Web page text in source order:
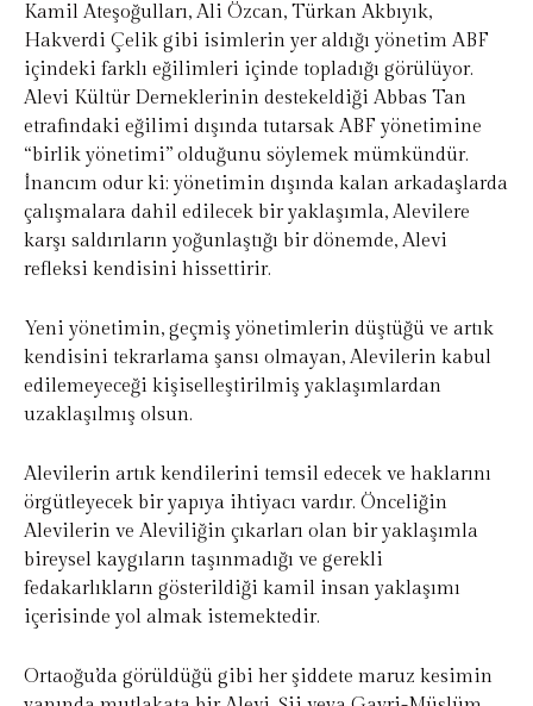
Kamil Ateşoğulları, Ali Özcan, Türkan Akbıyık,
Hakverdi Çelik gibi isimlerin yer aldığı yönetim ABF
içindeki farklı eğilimleri içinde topladığı görülüyor.
Alevi Kültür Derneklerinin destekeldiği Abbas Tan
etrafındaki eğilimi dışında tutarsak ABF yönetimine
“birlik yönetimi” olduğunu söylemek mümkündür.
İnancım odur ki: yönetimin dışında kalan arkadaşlarda
çalışmalara dahil edilecek bir yaklaşımla, Alevilere
karşı saldırıların yoğunlaştığı bir dönemde, Alevi
refleksi kendisini hissettirir.
Yeni yönetimin, geçmiş yönetimlerin düştüğü ve artık
kendisini tekrarlama şansı olmayan, Alevilerin kabul
edilemeyeceği kişiselleştirilmiş yaklaşımlardan
uzaklaşılmış olsun.
Alevilerin artık kendilerini temsil edecek ve haklarını
örgütleyecek bir yapıya ihtiyacı vardır. Önceliğin
Alevilerin ve Aleviliğin çıkarları olan bir yaklaşımla
bireysel kaygıların taşınmadığı ve gerekli
fedakarlıkların gösterildiği kamil insan yaklaşımı
içerisinde yol almak istemektedir.
Ortaoğu’da görüldüğü gibi her şiddete maruz kesimin